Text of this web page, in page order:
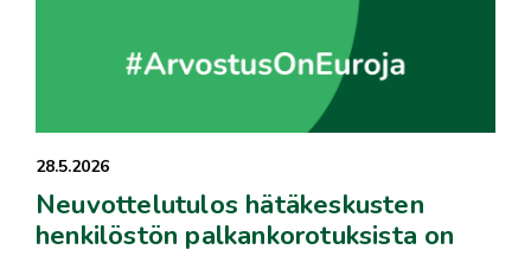
28.5.2026
Neuvottelutulos hätäkeskusten
henkilöstön palkankorotuksista on